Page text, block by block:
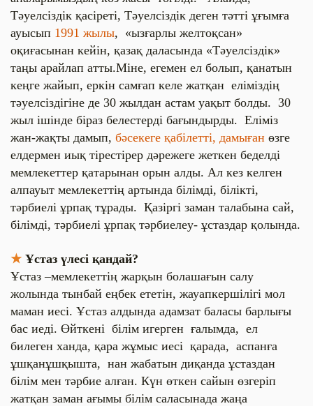
Тәуелсіздік қасіреті, Тәуелсіздік деген тәтті ұғымға
ауысып 1991 жылы, «ызғарлы желтоқсан»
оқиғасынан кейін, қазақ даласында «Тәуелсіздік»
таңы арайлап атты.Міне, егемен ел болып, қанатын
кеңге жайып, еркін самғап келе жатқан еліміздің
тәуелсіздігіне де 30 жылдан астам уақыт болды. 30
жыл ішінде біраз белестерді бағындырды. Еліміз
жан-жақты дамып, бәсекеге қабілетті, дамыған өзге
елдермен иық тірестірер дәрежеге жеткен беделді
мемлекеттер қатарынан орын алды. Ал кез келген
алпауыт мемлекеттің артында білімді, білікті,
тәрбиелі ұрпақ тұрады. Қазіргі заман талабына сай,
білімді, тәрбиелі ұрпақ тәрбиелеу- ұстаздар қолында.
★ Ұстаз үлесі қандай?
Ұстаз –мемлекеттің жарқын болашағын салу
жолында тынбай еңбек ететін, жауапкершілігі мол
маман иесі. Ұстаз алдында адамзат баласы барлығы
бас иеді. Өйткені білім игерген ғалымда, ел
билеген ханда, қара жұмыс иесі қарада, аспанға
ұшқанұшқышта, нан жабатын диқанда ұстаздан
білім мен тәрбие алған. Күн өткен сайын өзгеріп
жатқан заман ағымы білім саласынада жаңа